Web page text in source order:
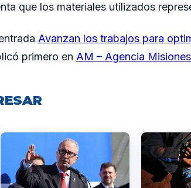
que los materiales utilizados
Avanzan los trabajos para
primero en AM – Agencia Misiones